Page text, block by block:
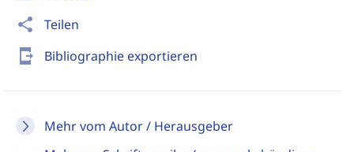
share Teilen
send_to_mobile Bibliographie exportieren
Mehr vom Autor / Herausgeber